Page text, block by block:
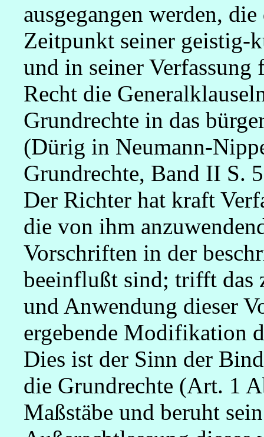
ausgegangen werden,
Zeitpunkt seiner
und in seiner
Recht die
Grundrechte in das
(Dürig in Neumann-
Grundrechte, Band II S.
Der Richter hat kraft
die von ihm
Vorschriften in der
beeinflußt sind; trifft das
und Anwendung dieser
ergebende Modifikation
Dies ist der Sinn der
die Grundrechte (Art. 1
Maßstäbe und beruht